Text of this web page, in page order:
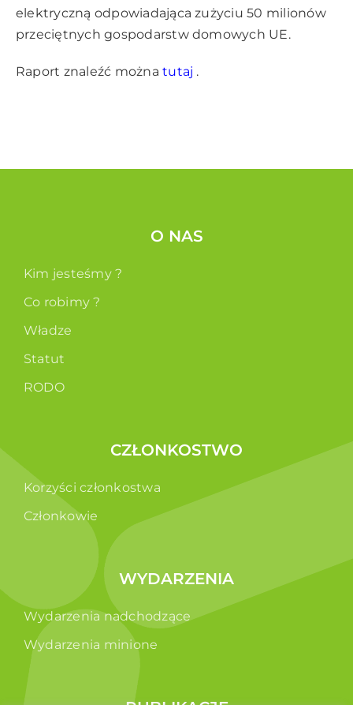
elektryczną odpowiadająca zużyciu 50 milionów
przeciętnych gospodarstw domowych UE.
Raport znaleźć możnatutaj .
O NAS
Kim jesteśmy ?
Co robimy ?
Władze
Statut
RODO
CZŁONKOSTWO
Korzyści członkostwa
Członkowie
WYDARZENIA
Wydarzenia nadchodzące
Wydarzenia minione